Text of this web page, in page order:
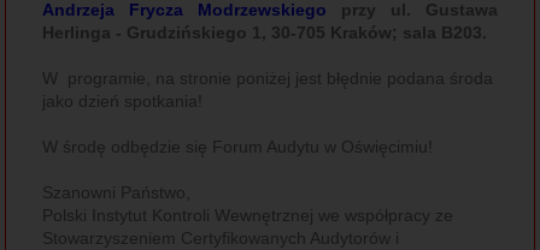
Andrzeja Frycza Modrzewskiego przy ul. Gustawa
Herlinga - Grudzińskiego 1, 30-705 Kraków; sala B203.
W programie, na stronie poniżej jest błędnie podana środa
jako dzień spotkania!
W środę odbędzie się Forum Audytu w Oświęcimiu!
Szanowni Państwo,
Polski Instytut Kontroli Wewnętrznej we współpracy ze
Stowarzyszeniem Certyfikowanych Audytorów i